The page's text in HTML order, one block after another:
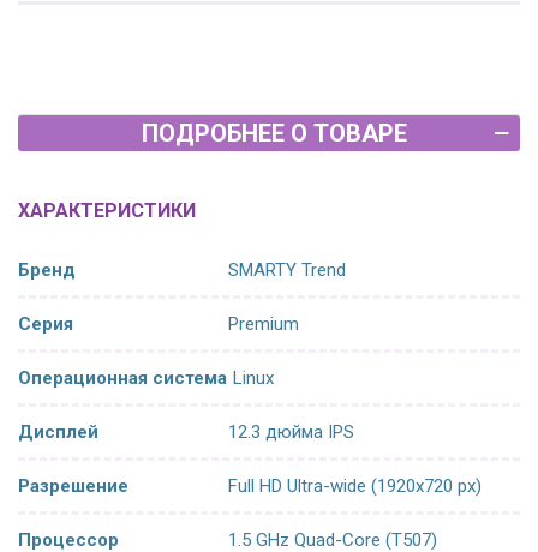
ПОДРОБНЕЕ О ТОВАРЕ
ХАРАКТЕРИСТИКИ
Бренд SMARTY Trend
Серия Premium
Операционная система Linux
Дисплей 12.3 дюйма IPS
Разрешение Full HD Ultra-wide (1920x720 px)
Процессор 1.5 GHz Quad-Core (T507)